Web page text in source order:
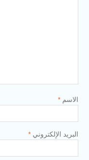
الاسم *
البريد الإلكتروني *